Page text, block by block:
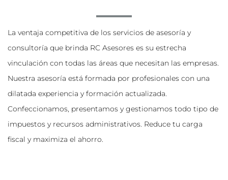
La ventaja competitiva de los servicios de asesoría y
consultoría que brinda RC Asesores es su estrecha
vinculación con todas las áreas que necesitan las empresas.
Nuestra asesoría está formada por profesionales con una
dilatada experiencia y formación actualizada.
Confeccionamos, presentamos y gestionamos todo tipo de
impuestos y recursos administrativos. Reduce tu carga
fiscal y maximiza el ahorro.